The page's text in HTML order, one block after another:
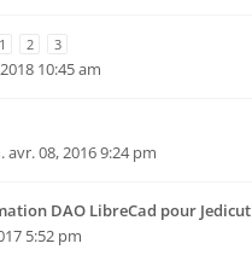
1 2 3
10:45 am
avr. 08, 2016 9:24 pm
DAO LibreCad pour Jedicut
5:52 pm